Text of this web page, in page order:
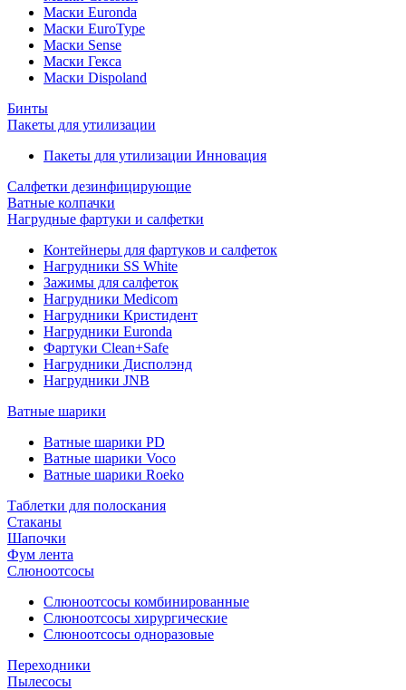
Маски Euronda
Маски EuroType
Маски Sense
Маски Гекса
Маски Dispoland
Бинты
Пакеты для утилизации
Пакеты для утилизации Инновация
Салфетки дезинфицирующие
Ватные колпачки
Нагрудные фартуки и салфетки
Контейнеры для фартуков и салфеток
Нагрудники SS White
Зажимы для салфеток
Нагрудники Medicom
Нагрудники Кристидент
Нагрудники Euronda
Фартуки Clean+Safe
Нагрудники Дисполэнд
Нагрудники JNB
Ватные шарики
Ватные шарики PD
Ватные шарики Voco
Ватные шарики Roeko
Таблетки для полоскания
Стаканы
Шапочки
Фум лента
Слюноотсосы
Слюноотсосы комбинированные
Слюноотсосы хирургические
Слюноотсосы одноразовые
Переходники
Пылесосы